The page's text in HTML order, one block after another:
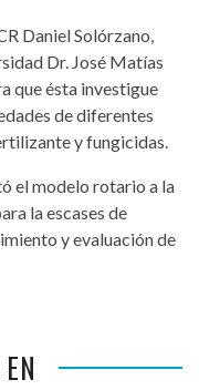
Daniel Solórzano,
Dr. José Matías
que ésta investigue
de diferentes
y fungicidas.
el modelo rotario a la
la escases de
y evaluación de